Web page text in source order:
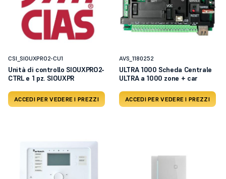
CSI_SIOUXPRO2-CU1
Unità di controllo SIOUXPRO2-
CTRL e 1 pz. SIOUXPR
ACCEDI PER VEDERE I PREZZI
AVS_1180252
ULTRA 1000 Scheda Centrale
ULTRA a 1000 zone + car
ACCEDI PER VEDERE I PREZZI